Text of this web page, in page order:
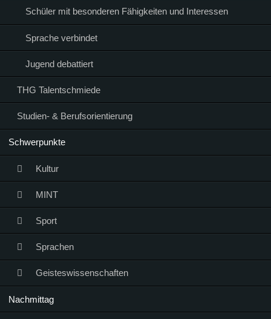
Schüler mit besonderen Fähigkeiten und Interessen
Sprache verbindet
Jugend debattiert
THG Talentschmiede
Studien- & Berufsorientierung
Schwerpunkte
Kultur
MINT
Sport
Sprachen
Geisteswissenschaften
Nachmittag